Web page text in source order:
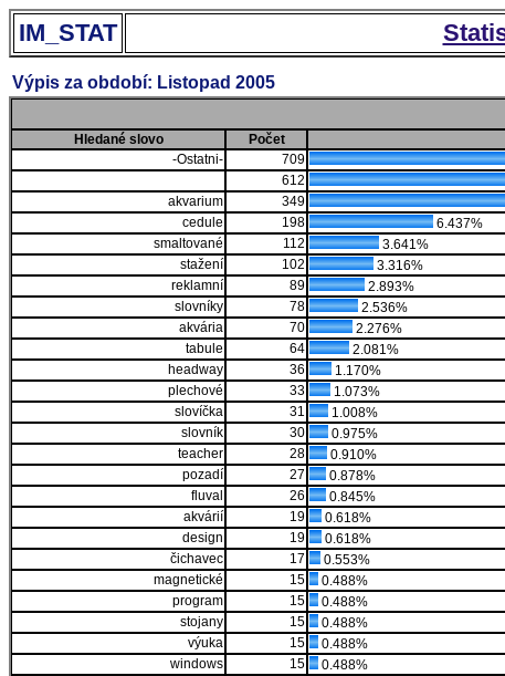
IM_STAT
Výpis za období: Listopad 2005
Hledané slovo Počet
-Ostatni-
709
612
akvarium
349
cedule
198
6.437%
smaltované
112
3.641%
stažení
102
3.316%
reklamní
89
2.893%
slovníky
78
2.536%
akvária
70
2.276%
tabule
64
2.081%
headway
36
1.170%
plechové
33
1.073%
slovíčka
31
1.008%
slovník
30
0.975%
teacher
28
0.910%
pozadí
27
0.878%
fluval
26
0.845%
akvárií
19
0.618%
design
19
0.618%
čichavec
17
0.553%
magnetické
15
0.488%
program
15
0.488%
stojany
15
0.488%
výuka
15
0.488%
windows
15
0.488%